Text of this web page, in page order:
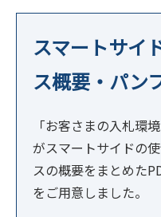
スマートサイ
ス概要・パン
「お客さまの入札環
がスマートサイドの
スの概要をまとめた
をご用意しました。